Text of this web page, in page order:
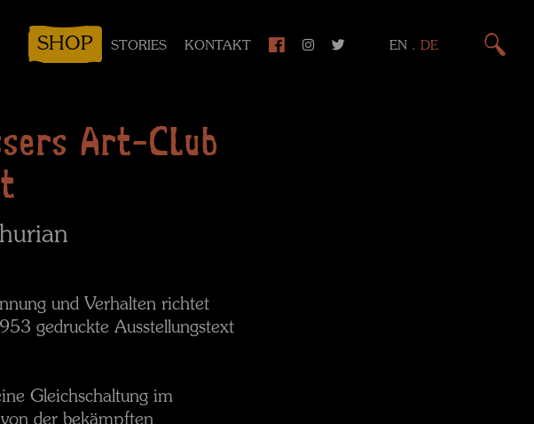
SHOP STORIES KONTAKT EN . DE
Art-Club
und Verhalten richtet
gedruckte Ausstellungstext
Gleichschaltung im
der bekämpften